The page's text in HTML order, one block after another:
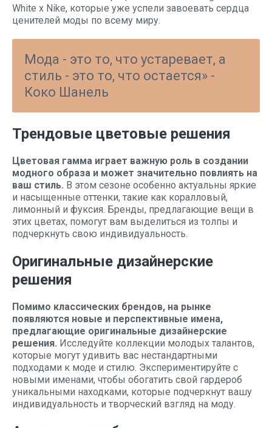
White x Nike, которые уже успели завоевать сердца
ценителей моды по всему миру.
Мода - это то, что устаревает, а
стиль - это то, что остается» -
Коко Шанель
Трендовые цветовые решения
Цветовая гамма играет важную роль в создании
модного образа и может значительно повлиять на
ваш стиль. В этом сезоне особенно актуальны яркие
и насыщенные оттенки, такие как коралловый,
лимонный и фуксия. Бренды, предлагающие вещи в
этих цветах, помогут вам выделиться из толпы и
подчеркнуть свою индивидуальность.
Оригинальные дизайнерские
решения
Помимо классических брендов, на рынке
появляются новые и перспективные имена,
предлагающие оригинальные дизайнерские
решения. Исследуйте коллекции молодых талантов,
которые могут удивить вас нестандартными
подходами к моде и стилю. Экспериментируйте с
новыми именами, чтобы обогатить свой гардероб
уникальными находками, которые подчеркнут вашу
индивидуальность и творческий взгляд на моду.